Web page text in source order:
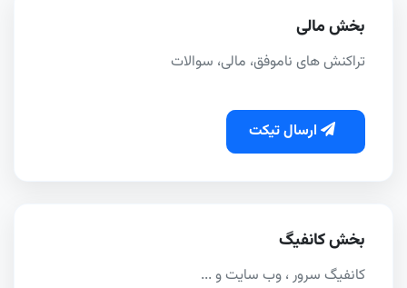
بخش مالی
تراکنش های ناموفق، مالی، سوالات
ارسال تیکت
بخش کانفیگ
کانفیگ سرور ، وب سایت و ...